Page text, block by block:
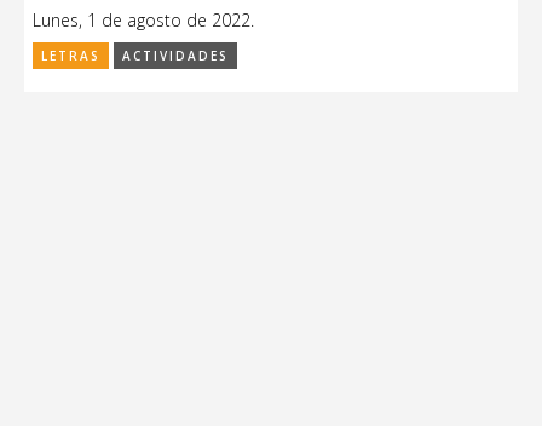
Lunes, 1 de agosto de 2022.
LETRAS ACTIVIDADES